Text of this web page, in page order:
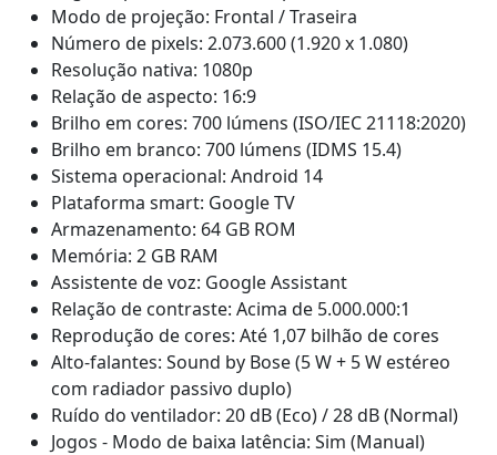
Modo de projeção: Frontal / Traseira
Número de pixels: 2.073.600 (1.920 x 1.080)
Resolução nativa: 1080p
Relação de aspecto: 16:9
Brilho em cores: 700 lúmens (ISO/IEC 21118:2020)
Brilho em branco: 700 lúmens (IDMS 15.4)
Sistema operacional: Android 14
Plataforma smart: Google TV
Armazenamento: 64 GB ROM
Memória: 2 GB RAM
Assistente de voz: Google Assistant
Relação de contraste: Acima de 5.000.000:1
Reprodução de cores: Até 1,07 bilhão de cores
Alto-falantes: Sound by Bose (5 W + 5 W estéreo
com radiador passivo duplo)
Ruído do ventilador: 20 dB (Eco) / 28 dB (Normal)
Jogos - Modo de baixa latência: Sim (Manual)